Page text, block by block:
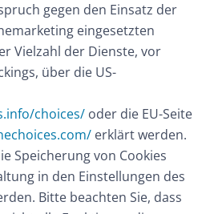
gegen den Einsatz der
eingesetzten
Vielzahl der Dienste, vor
über die US-
choices/ oder die EU-Seite
erklärt werden.
Speicherung von Cookies
in den Einstellungen des
Bitte beachten Sie, dass